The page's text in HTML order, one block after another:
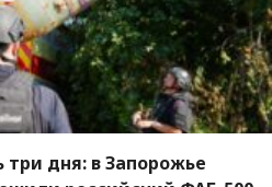
дня: в Запорожье